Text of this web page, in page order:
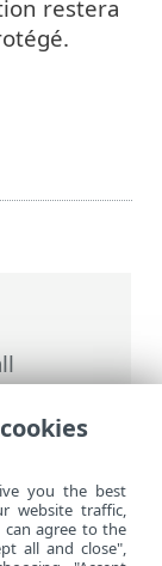
ESET
ESET
restera
you the best
website traffic,
can agree to the
all and close",